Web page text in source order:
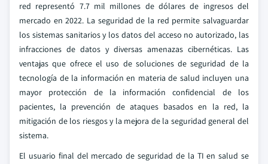
red representó 7.7 mil millones de dólares de ingresos del
mercado en 2022. La seguridad de la red permite salvaguardar
los sistemas sanitarios y los datos del acceso no autorizado, las
infracciones de datos y diversas amenazas cibernéticas. Las
ventajas que ofrece el uso de soluciones de seguridad de la
tecnología de la información en materia de salud incluyen una
mayor protección de la información confidencial de los
pacientes, la prevención de ataques basados en la red, la
mitigación de los riesgos y la mejora de la seguridad general del
sistema.
El usuario final del mercado de seguridad de la TI en salud se